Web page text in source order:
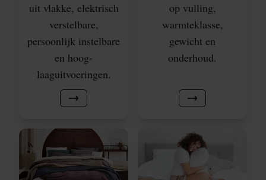
uit vlakke, elektrisch
verstelbare,
persoonlijk instelbare
en hoog-
laaguitvoeringen.
op vulling,
warmteklasse,
gewicht en
onderhoud.